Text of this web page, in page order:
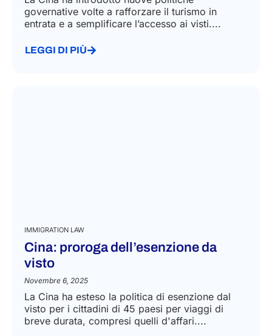
governative volte a rafforzare il turismo in
entrata e a semplificare l’accesso ai visti....
LEGGI DI PIÙ
IMMIGRATION LAW
Cina: proroga dell’esenzione da
visto
Novembre 6, 2025
La Cina ha esteso la politica di esenzione dal
visto per i cittadini di 45 paesi per viaggi di
breve durata, compresi quelli d'affari....